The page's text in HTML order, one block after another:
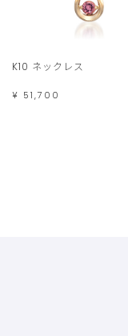
K10 ネックレス
¥ 51,700